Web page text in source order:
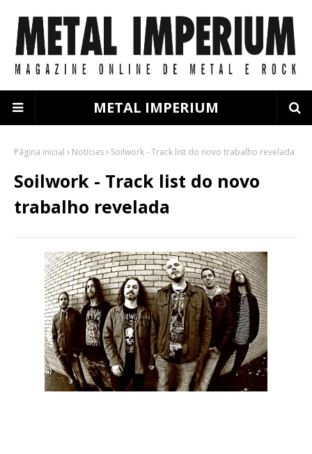
METAL IMPERIUM
Página inicial Notícias Soilwork - Track list do novo trabalho revelada
Soilwork - Track list do novo
trabalho revelada